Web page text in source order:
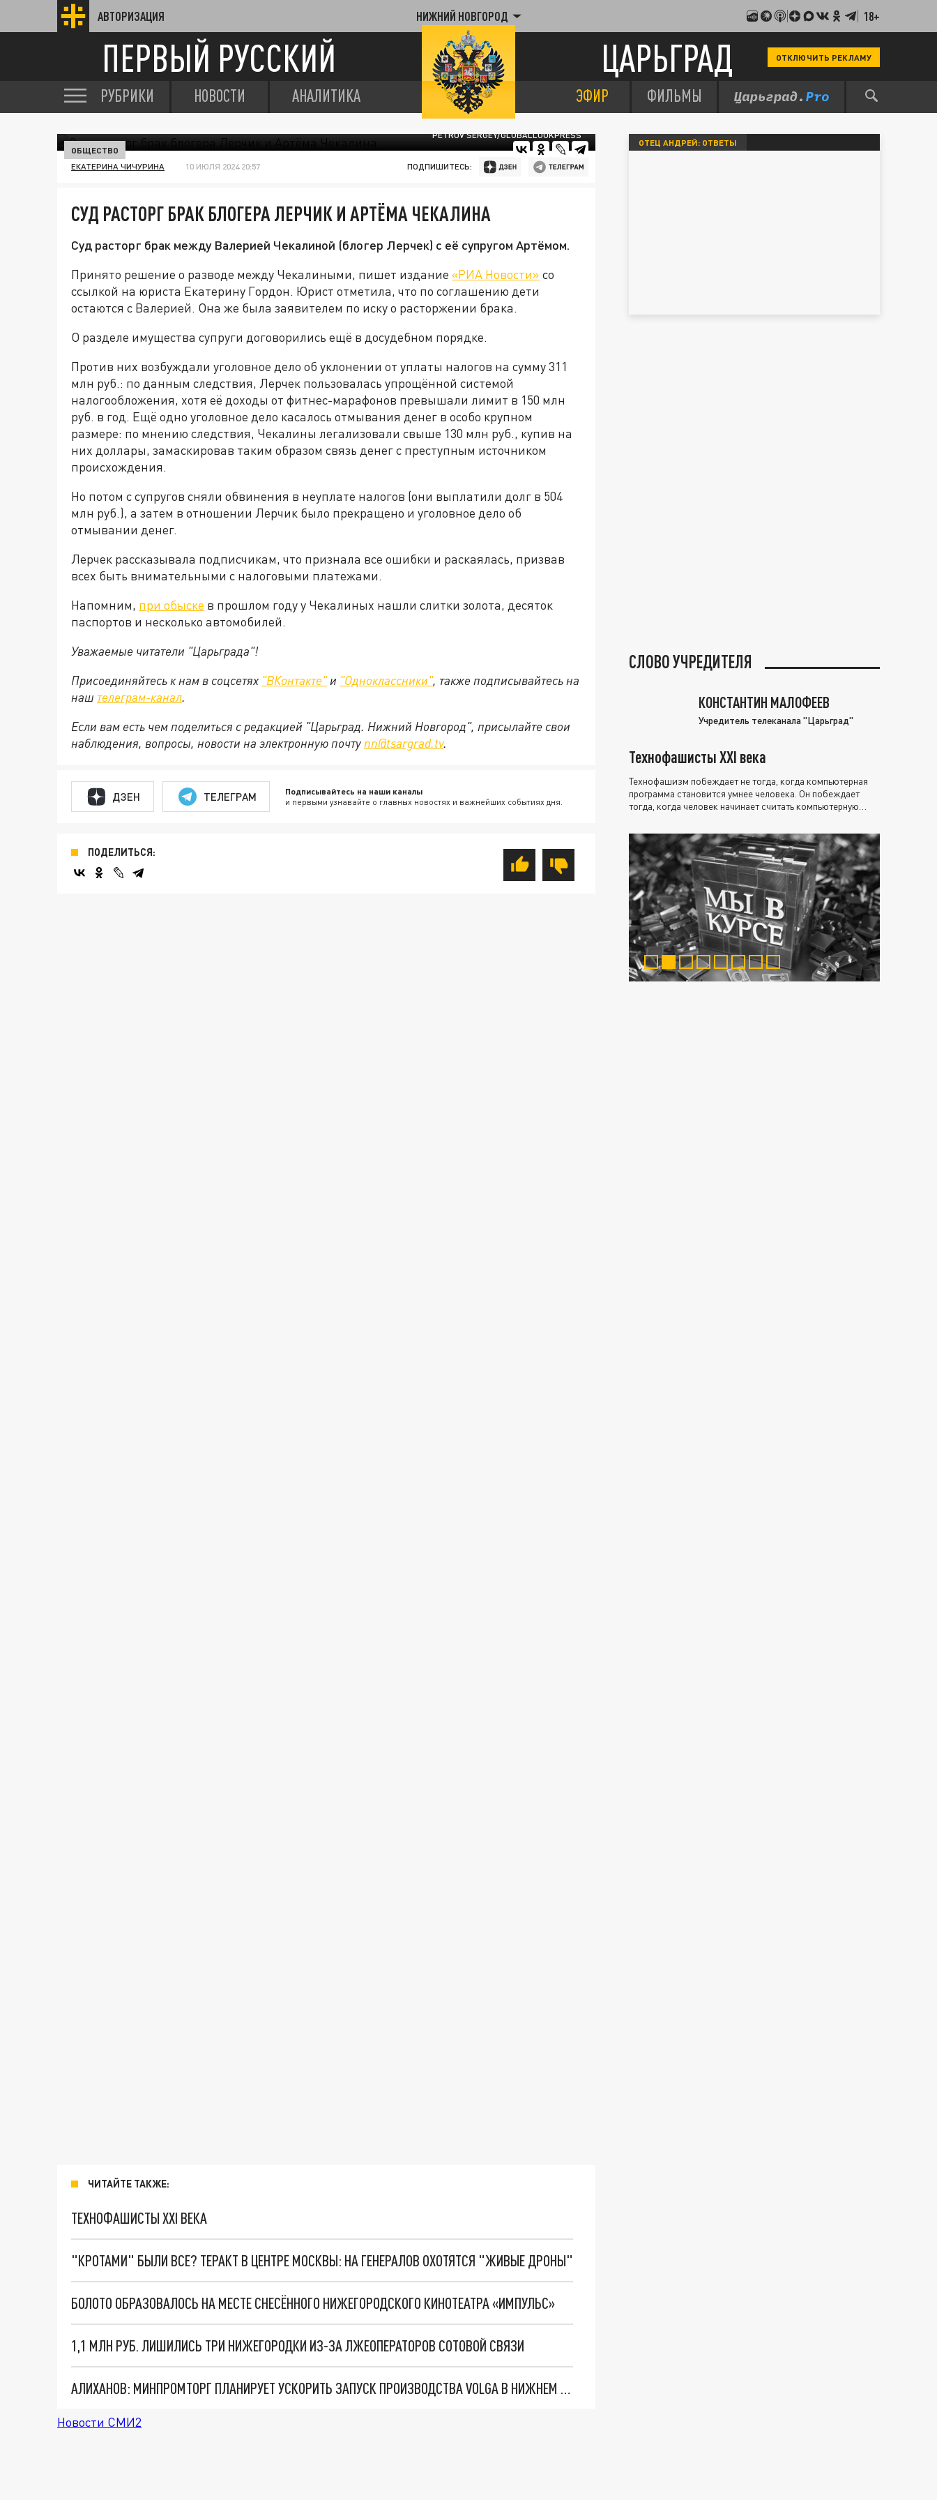
АВТОРИЗАЦИЯ НИЖНИЙ НОВГОРОД 18+
ПЕРВЫЙ РУССКИЙ ЦАРЬГРАД ОТКЛЮЧИТЬ РЕКЛАМУ
РУБРИКИ НОВОСТИ АНАЛИТИКА ЭФИР ФИЛЬМЫ
PETROV SERGEY/GLOBALLOOKPRESS
ОБЩЕСТВО
ЕКАТЕРИНА ЧИЧУРИНА 10 ИЮЛЯ 2024 20:57 ПОДПИШИТЕСЬ:
СУД РАСТОРГ БРАК БЛОГЕРА ЛЕРЧИК И АРТЁМА ЧЕКАЛИНА
Суд расторг брак между Валерией Чекалиной (блогер Лерчек) с её супругом Артёмом.
Принято решение о разводе между Чекалиными, пишет издание «РИА Новости» со
ссылкой на юриста Екатерину Гордон. Юрист отметила, что по соглашению дети
остаются с Валерией. Она же была заявителем по иску о расторжении брака.
О разделе имущества супруги договорились ещё в досудебном порядке.
Против них возбуждали уголовное дело об уклонении от уплаты налогов на сумму 311
млн руб.: по данным следствия, Лерчек пользовалась упрощённой системой
налогообложения, хотя её доходы от фитнес-марафонов превышали лимит в 150 млн
руб. в год. Ещё одно уголовное дело касалось отмывания денег в особо крупном
размере: по мнению следствия, Чекалины легализовали свыше 130 млн руб., купив на
них доллары, замаскировав таким образом связь денег с преступным источником
происхождения.
Но потом с супругов сняли обвинения в неуплате налогов (они выплатили долг в 504
млн руб.), а затем в отношении Лерчик было прекращено и уголовное дело об
отмывании денег.
Лерчек рассказывала подписчикам, что признала все ошибки и раскаялась, призвав
всех быть внимательными с налоговыми платежами.
Напомним, при обыске в прошлом году у Чекалиных нашли слитки золота, десяток
паспортов и несколько автомобилей.
Уважаемые читатели "Царьграда"!
Присоединяйтесь к нам в соцсетях "ВКонтакте"и "Одноклассники", также подписывайтесь на
наш телеграм-канал.
Если вам есть чем поделиться с редакцией "Царьград. Нижний Новгород", присылайте свои
наблюдения, вопросы, новости на электронную почту nn@tsargrad.tv.
ДЗЕН ТЕЛЕГРАМ Подписывайтесь на наши каналы
и первыми узнавайте о главных новостях и важнейших событиях дня.
ПОДЕЛИТЬСЯ:
ЧИТАЙТЕ ТАКЖЕ:
ТЕХНОФАШИСТЫ XXI ВЕКА
"КРОТАМИ" БЫЛИ ВСЕ? ТЕРАКТ В ЦЕНТРЕ МОСКВЫ: НА ГЕНЕРАЛОВ ОХОТЯТСЯ "ЖИВЫЕ ДРОНЫ"
БОЛОТО ОБРАЗОВАЛОСЬ НА МЕСТЕ СНЕСЁННОГО НИЖЕГОРОДСКОГО КИНОТЕАТРА «ИМПУЛЬС»
1,1 МЛН РУБ. ЛИШИЛИСЬ ТРИ НИЖЕГОРОДКИ ИЗ-ЗА ЛЖЕОПЕРАТОРОВ СОТОВОЙ СВЯЗИ
АЛИХАНОВ: МИНПРОМТОРГ ПЛАНИРУЕТ УСКОРИТЬ ЗАПУСК ПРОИЗВОДСТВА VOLGA В НИЖНЕМ НОВГОРОДЕ
Новости СМИ2
ОТЕЦ АНДРЕЙ: ОТВЕТЫ
СЛОВО УЧРЕДИТЕЛЯ
КОНСТАНТИН МАЛОФЕЕВ
Учредитель телеканала "Царьград"
Технофашисты XXI века
Технофашизм побеждает не тогда, когда компьютерная
программа становится умнее человека. Он побеждает
тогда, когда человек начинает считать компьютерную